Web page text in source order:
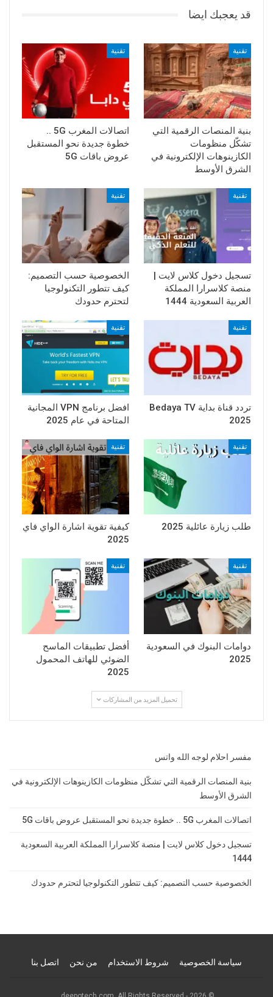
قد يعجبك ايضا
تقنية
بنية المنصات الرقمية التي
تشكّل منظومات
الكازينوهات الإلكترونية في
الشرق الأوسط
تقنية
اتصالات المغرب 5G ..
خطوة جديدة نحو المستقبل
عروض باقات 5G
تقنية
تسجيل دخول كلاس لايت |
منصة كلاسرارا المملكة
العربية السعودية 1444
تقنية
الخصوصية حسب التصميم:
كيف تتطور التكنولوجيا
لتحترم حدودك
تقنية
تردد قناة بداية Bedaya TV
2025
تقنية
افضل برنامج VPN المجانية
المتاحة في عام 2025
تقنية
طلب زيارة عائلية 2025
تقنية
كيفية تقوية اشارة الواي فاي
2025
تقنية
دوامات البنوك في السعودية
2025
تقنية
أفضل تطبيقات الماسح
الضوئي للهاتف المحمول
2025
تحميل المزيد من المشاركات
مفسر احلام لوجه الله واتس
بنية المنصات الرقمية التي تشكّل منظومات الكازينوهات الإلكترونية في
الشرق الأوسط
اتصالات المغرب 5G .. خطوة جديدة نحو المستقبل عروض باقات 5G
تسجيل دخول كلاس لايت | منصة كلاسرارا المملكة العربية السعودية
1444
الخصوصية حسب التصميم: كيف تتطور التكنولوجيا لتحترم حدودك
سياسة الخصوصية شروط الاستخدام من نحن اتصل بنا